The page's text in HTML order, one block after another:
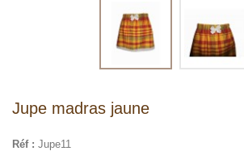
Jupe madras jaune
Réf : Jupe11